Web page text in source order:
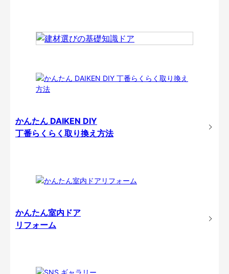
かんたん DAIKEN DIY
丁番らくらく取り換え方法
かんたん室内ドア
リフォーム